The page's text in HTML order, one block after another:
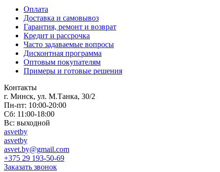
Оплата
Доставка и самовывоз
Гарантия, ремонт и возврат
Кредит и рассрочка
Часто задаваемые вопросы
Дисконтная программа
Оптовым покупателям
Примеры и готовые решения
Контакты
г. Минск, ул. М.Танка, 30/2
Пн-пт: 10:00-20:00
Сб: 11:00-18:00
Вс: выходной
asvetby
asvetby
asvet.by@gmail.com
+375 29 193-50-69
Заказать звонок